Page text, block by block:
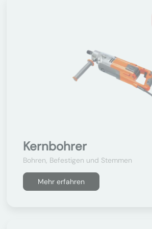
Kernbohrer
Bohren, Befestigen und Stemmen
Mehr erfahren